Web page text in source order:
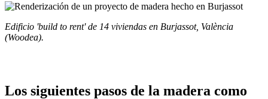
Edificio 'build to rent' de 14 viviendas en Burjassot, València
(Woodea).
Los siguientes pasos de la madera como